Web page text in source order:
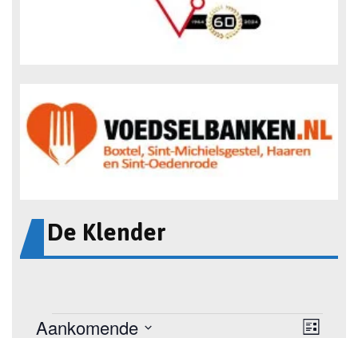
De Klender